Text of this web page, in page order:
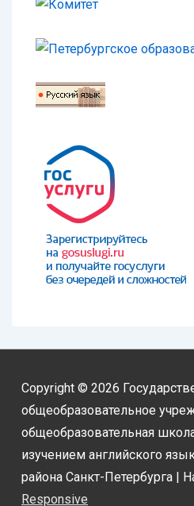
Copyright © 2026
общеобразовательное
общеобразовательная
изучением английского
района Санкт-Петербурга |
Responsive